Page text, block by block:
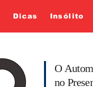
Dicas Insólito
O
no